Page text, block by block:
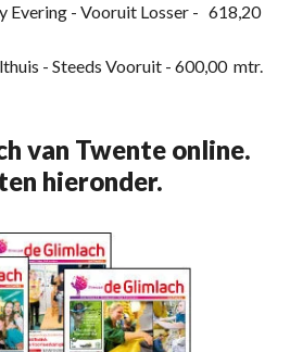
Evering - Vooruit Losser - 618,20
- Steeds Vooruit - 600,00 mtr.
van Twente online.
hieronder.